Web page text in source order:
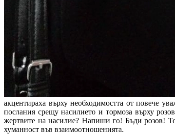
акцентираха върху необходимостта от повече
послания срещу насилието и тормоза върху
жертвите на насилие? Напиши го! Бъди розов!
хуманност във взаимоотношенията.